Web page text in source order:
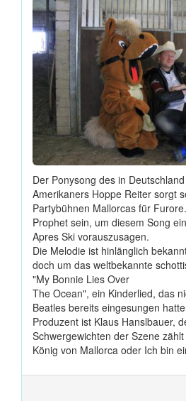
Der Ponysong des in
Amerikaners Hoppe Reiter sorgt
Partybühnen Mallorcas für
Prophet sein, um diesem Song
Apres Ski vorauszusagen.
Die Melodie ist hinlänglich
doch um das weltbekannte
"My Bonnie Lies Over
The Ocean", ein Kinderlied, das
Beatles bereits eingesungen
Produzent ist Klaus Hanslbauer,
Schwergewichten der Szene
König von Mallorca oder Ich bin